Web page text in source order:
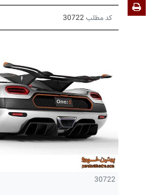
کد مطلب30722
30722